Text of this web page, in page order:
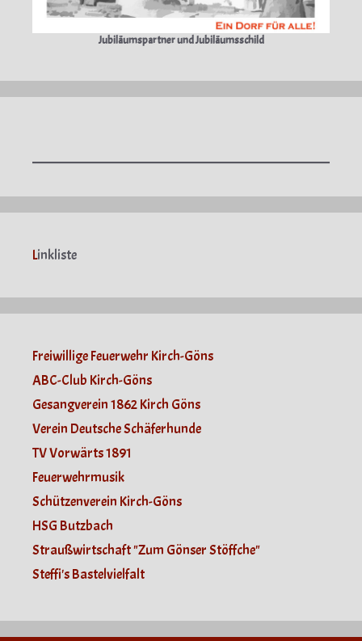
Jubiläumspartner und Jubiläumsschild
Linkliste
Freiwillige Feuerwehr Kirch-Göns
ABC-Club Kirch-Göns
Gesangverein 1862 Kirch Göns
Verein Deutsche Schäferhunde
TV Vorwärts 1891
Feuerwehrmusik
Schützenverein Kirch-Göns
HSG Butzbach
Straußwirtschaft "Zum Gönser Stöffche"
Steffi's Bastelvielfalt